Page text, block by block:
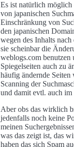
Es ist natürlich
von japanischen
Einschränkung von
den japanischen
wegen des Inhalts
sie scheinbar die
weblogs.com benutzen
Spiegelseiten auch zu
häufig ändernde
Scanning der
und damit evtl. auch
Aber obs das wirklich
jedenfalls noch keine
meinen
was das zeigt ist, das
haben das sich Spam